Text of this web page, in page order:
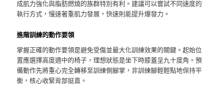
成肌力強化與脂肪燃燒的族群特別有利。建議可以嘗試不同速度的
執行方式，慢速著重肌力發展，快速則能提升爆發力。
進階訓練的動作要領
掌握正確的動作要領是避免受傷並最大化訓練效果的關鍵。起始位
置應選擇高度適中的椅子，理想狀態是坐下時膝蓋呈九十度角。預
備動作先將重心完全轉移至訓練側腳掌，非訓練腳輕輕點地保持平
衡，核心收緊背部挺直。